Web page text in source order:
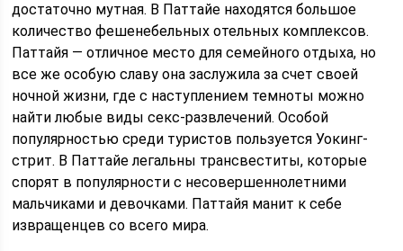
достаточно мутная. В Паттайе находятся большое
количество фешенебельных отельных комплексов.
Паттайя — отличное место для семейного отдыха, но
все же особую славу она заслужила за счет своей
ночной жизни, где с наступлением темноты можно
найти любые виды секс-развлечений. Особой
популярностью среди туристов пользуется Уокинг-
стрит. В Паттайе легальны трансвеститы, которые
спорят в популярности с несовершеннолетними
мальчиками и девочками. Паттайя манит к себе
извращенцев со всего мира.